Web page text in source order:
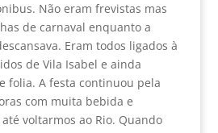
Não eram frevistas mas
de carnaval enquanto a
Eram todos ligados à
de Vila Isabel e ainda
folia. A festa continuou pela
com muita bebida e
voltarmos ao Rio. Quando